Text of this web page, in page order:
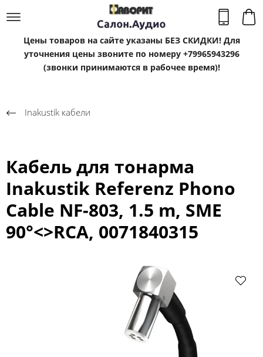
Цены товаров на сайте указаны БЕЗ СКИДКИ! Для
уточнения цены звоните по номеру +79965943296
(звонки принимаются в рабочее время)!
Inakustik кабели
Кабель для тонарма
Inakustik Referenz Phono
Cable NF-803, 1.5 m, SME
90°<>RCA, 0071840315